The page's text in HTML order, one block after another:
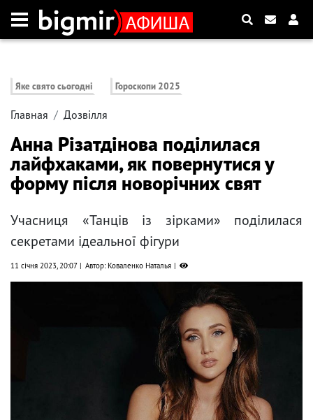
Яке свято сьогодні Гороскопи 2025
Главная Дозвілля
Анна Різатдінова поділилася
лайфхаками, як повернутися у
форму після новорічних свят
Учасниця «Танців із зірками» поділилася
секретами ідеальної фігури
11 січня 2023, 20:07 Автор: Коваленко Наталья